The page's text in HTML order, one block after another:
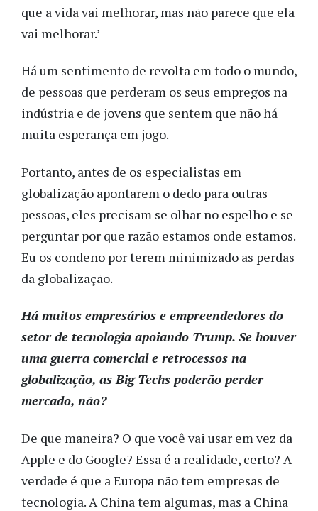
que a vida vai melhorar, mas não parece que ela
vai melhorar.’
Há um sentimento de revolta em todo o mundo,
de pessoas que perderam os seus empregos na
indústria e de jovens que sentem que não há
muita esperança em jogo.
Portanto, antes de os especialistas em
globalização apontarem o dedo para outras
pessoas, eles precisam se olhar no espelho e se
perguntar por que razão estamos onde estamos.
Eu os condeno por terem minimizado as perdas
da globalização.
Há muitos empresários e empreendedores do
setor de tecnologia apoiando Trump. Se houver
uma guerra comercial e retrocessos na
globalização, as Big Techs poderão perder
mercado, não?
De que maneira? O que você vai usar em vez da
Apple e do Google? Essa é a realidade, certo? A
verdade é que a Europa não tem empresas de
tecnologia. A China tem algumas, mas a China